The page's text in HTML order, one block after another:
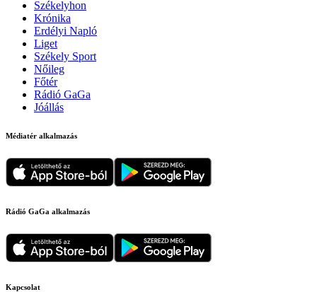
Székelyhon
Krónika
Erdélyi Napló
Liget
Székely Sport
Nőileg
Főtér
Rádió GaGa
Jóállás
Médiatér alkalmazás
Rádió GaGa alkalmazás
Kapcsolat